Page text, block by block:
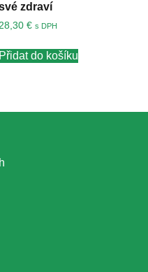
zdraví
28,30 € s DPH
Přidat do košíku